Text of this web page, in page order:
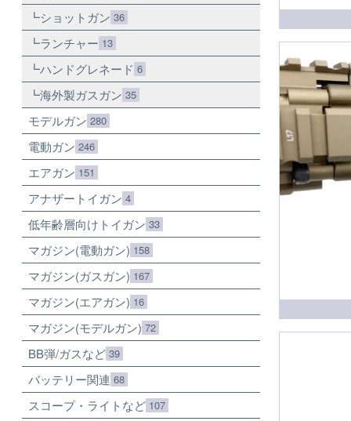
ショットガン 36
ランチャー 13
ハンドグレネード 6
海外製ガスガン 35
モデルガン 280
電動ガン 246
エアガン 151
アナザートイガン 4
低年齢層向けトイガン 33
マガジン(電動ガン) 158
マガジン(ガスガン) 167
マガジン(エアガン) 16
マガジン(モデルガン) 72
BB弾/ガスなど 39
バッテリー関連 68
スコープ・ライトなど 107